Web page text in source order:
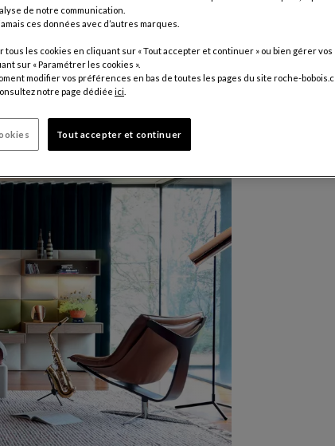
Prix hors frais
Modèle
de notre communication.
ces données avec d’autres marques.
tous les cookies en cliquant sur « Tout accepter et continuer » ou bien gérer vos
sur « Paramétrer les cookies ».
modifier vos préférences en bas de toutes les pages du site roche-
notre page dédiée ici
Tout accepter et continuer